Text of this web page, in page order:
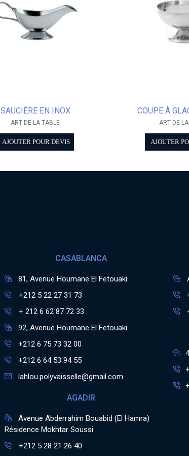
SAUCIÈRE EN INOX
ART DE LA TABLE
AJOUTER POUR DEVIS
COUPE À
ART DE
AJOUTER
CASABLANCA
81, Avenue Houmane El Fetouaki.
+212 5 22 27 31 73
+ 212 6 62 87 72 33
92, Avenue Houmane El Fetouaki.
+212 6 75 73 32 00
+212 6 64 53 94 55
lahlou.polyvaisselle@gmail.com
AGADIR
Avenue Abderrahim Bouabid (El Hamra)
Résidence Mokhtar Soussi
+212 5 28 21 26 40